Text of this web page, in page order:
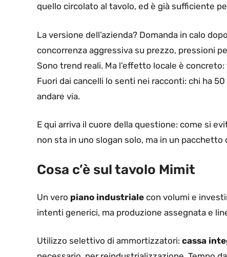
quello circolato al tavolo, ed è già sufficiente
La versione dell’azienda? Domanda in calo
concorrenza aggressiva su prezzo, pressioni
Sono trend reali. Ma l’effetto locale è
Fuori dai cancelli lo senti nei racconti: chi ha
andare via.
E qui arriva il cuore della questione: come si
non sta in uno slogan solo, ma in un
Cosa c’è sul tavolo Mimit
Un vero piano industriale con volumi e
intenti generici, ma produzione assegnata e
Utilizzo selettivo di ammortizzatori: cassa